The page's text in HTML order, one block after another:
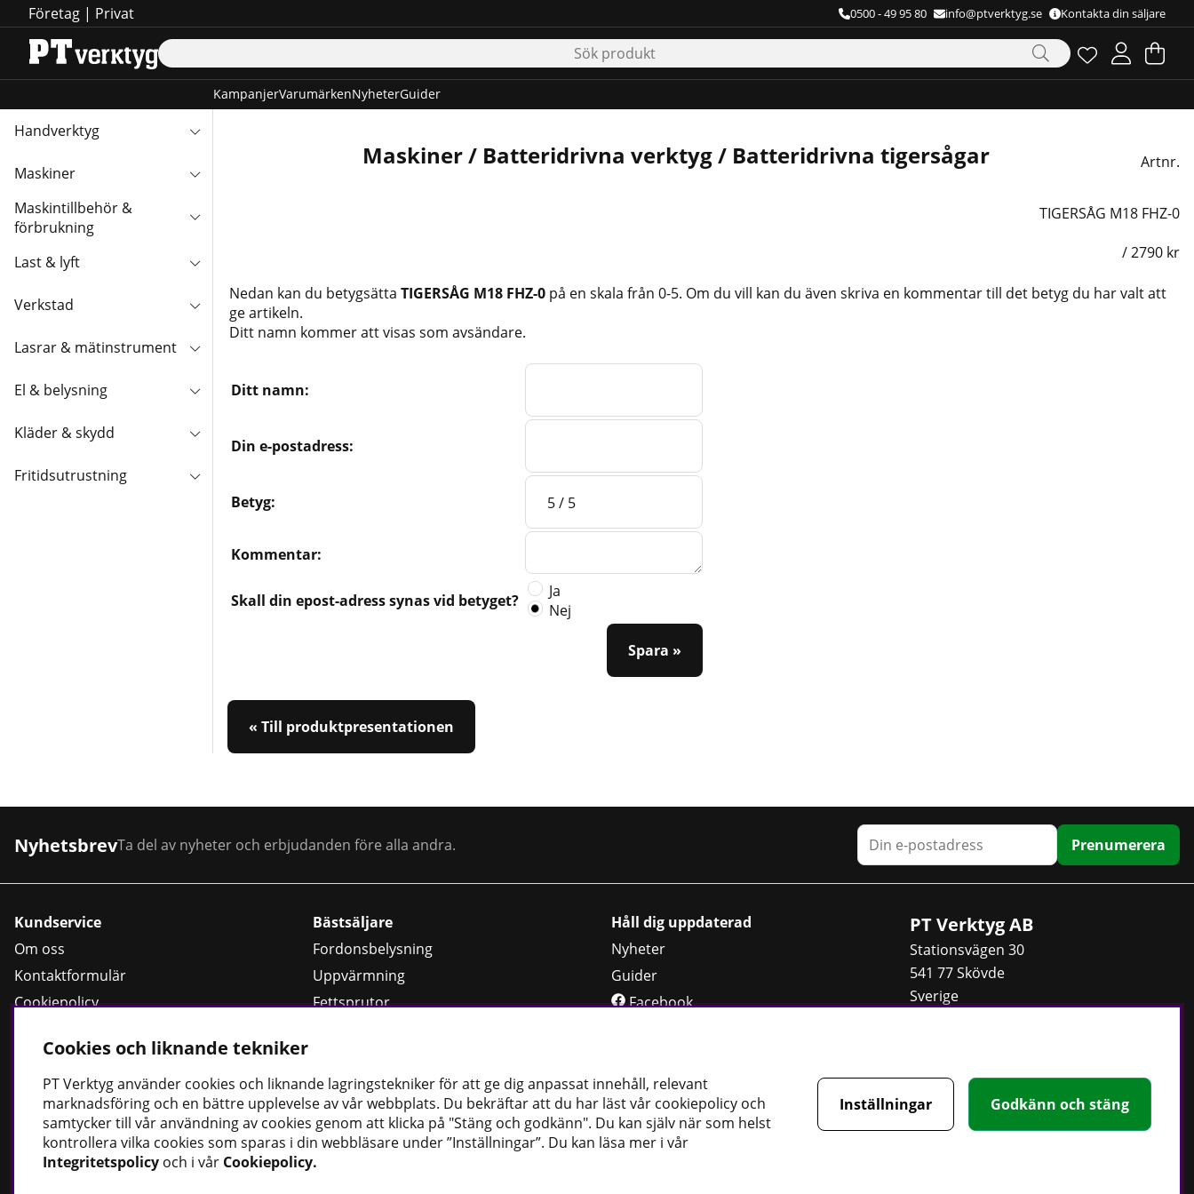
Företag | Privat 0500 - 49 95 80 info@ptverktyg.se Kontakta din säljare
Önskelista
Antal i
.
.
KampanjerVarumärkenNyheterGuider
Handverktyg
Maskiner
Maskintillbehör &
förbrukning
Last & lyft
Verkstad
Lasrar & mätinstrument
El & belysning
Kläder & skydd
Fritidsutrustning
Maskiner / Batteridrivna verktyg / Batteridrivna tigersågar Artnr.
TIGERSÅG M18 FHZ-0
/2790 kr
Nedan kan du betygsätta TIGERSÅG M18 FHZ-0 på en skala från 0-5. Om du vill kan du även skriva en kommentar till det betyg du har valt att
ge artikeln.
Ditt namn kommer att visas som avsändare.
Ditt namn:
Din e-postadress:
Betyg:
Kommentar:
Skall din epost-adress synas vid betyget?
Ja
Nej
Spara »
« Till produktpresentationen
NyhetsbrevTa del av nyheter och erbjudanden före alla andra. Prenumerera
Kundservice
Om oss
Kontaktformulär
Cookiepolicy
Dataskyddspolicy
Bästsäljare
Fordonsbelysning
Uppvärmning
Fettsprutor
Rotationslasrar
Håll dig uppdaterad
Nyheter
Guider
Facebook
PT Verktyg AB
Stationsvägen 30
541 77 Skövde
Sverige
Cookies och liknande tekniker
PTVerktyg använder cookies och liknande lagringstekniker för att ge dig anpassat innehåll, relevant
marknadsföring och en bättre upplevelse av vår webbplats. Du bekräftar att du har läst vår cookiepolicy och
samtycker till vår användning av cookies genom att klicka på "Stäng och godkänn". Du kan själv när som helst
kontrollera vilka cookies som sparas i din webbläsare under ”Inställningar”. Du kan läsa mer i vår
Integritetspolicy och i vår Cookiepolicy.
Inställningar Godkänn och stäng